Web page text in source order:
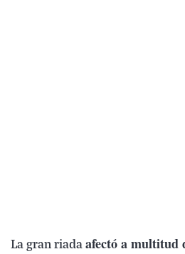
La gran riada afectó a multitud